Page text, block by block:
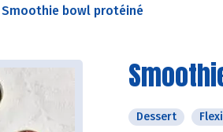
Smoothie bowl protéiné
Dessert